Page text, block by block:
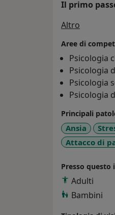
Il primo
Altro
Aree di
Psicologia
Psicologia
Psicologia
Psicologia
Principali
Ansia
Attacco di
Presso questo
Adulti
Bambini